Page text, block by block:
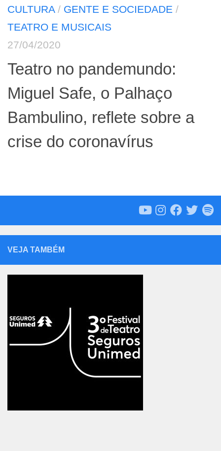
CULTURA/ GENTE E SOCIEDADE /
TEATRO E MUSICAIS
27/04/2020
Teatro no pandemundo:
Miguel Safe, o Palhaço
Bambulino, reflete sobre a
crise do coronavírus
VEJA TAMBÉM